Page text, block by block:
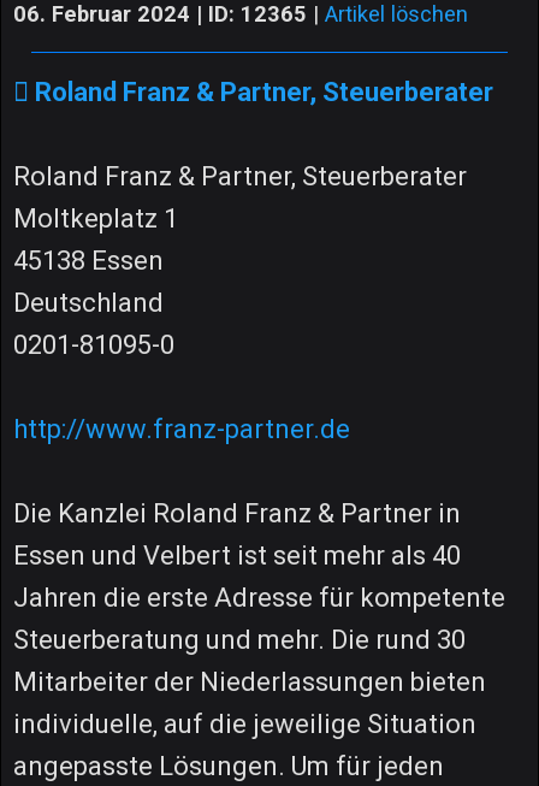
06. Februar 2024 | ID: 12365 | Artikel löschen
Roland Franz & Partner, Steuerberater
Roland Franz & Partner, Steuerberater
Moltkeplatz 1
45138 Essen
Deutschland
0201-81095-0
http://www.franz-partner.de
Die Kanzlei Roland Franz & Partner in
Essen und Velbert ist seit mehr als 40
Jahren die erste Adresse für kompetente
Steuerberatung und mehr. Die rund 30
Mitarbeiter der Niederlassungen bieten
individuelle, auf die jeweilige Situation
angepasste Lösungen. Um für jeden